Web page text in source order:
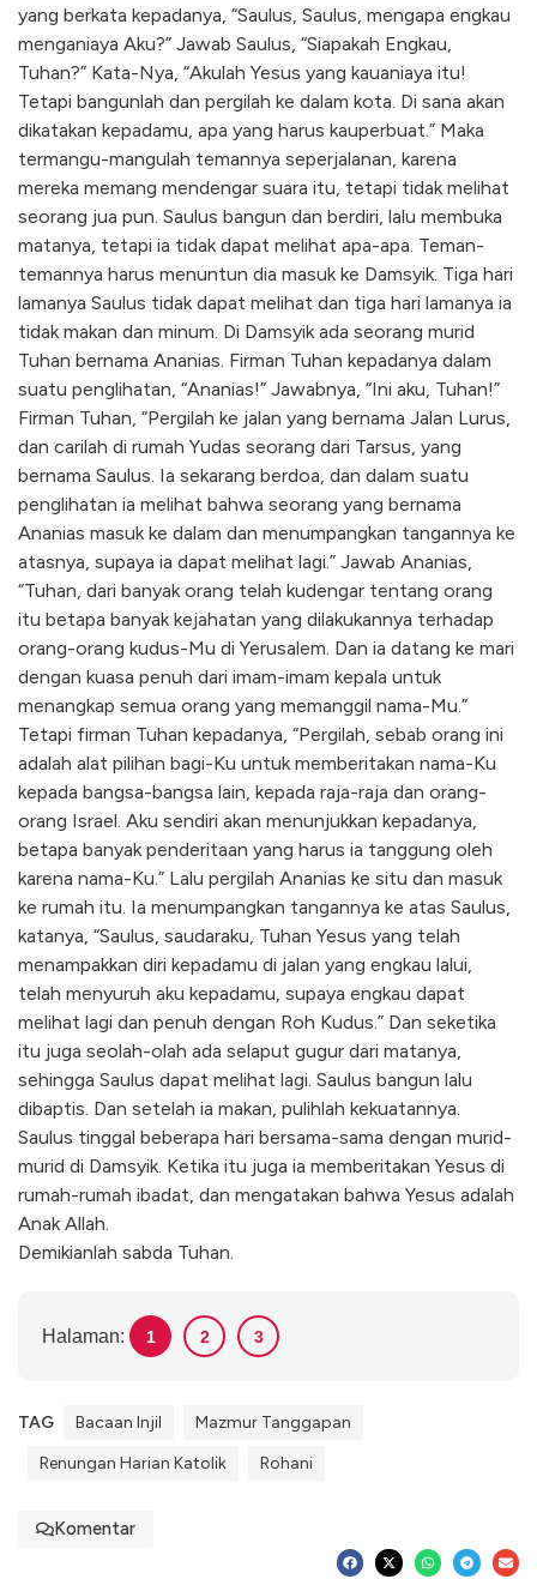
yang berkata kepadanya, “Saulus, Saulus, mengapa engkau
menganiaya Aku?” Jawab Saulus, “Siapakah Engkau,
Tuhan?” Kata-Nya, “Akulah Yesus yang kauaniaya itu!
Tetapi bangunlah dan pergilah ke dalam kota. Di sana akan
dikatakan kepadamu, apa yang harus kauperbuat.” Maka
termangu-mangulah temannya seperjalanan, karena
mereka memang mendengar suara itu, tetapi tidak melihat
seorang jua pun. Saulus bangun dan berdiri, lalu membuka
matanya, tetapi ia tidak dapat melihat apa-apa. Teman-
temannya harus menuntun dia masuk ke Damsyik. Tiga hari
lamanya Saulus tidak dapat melihat dan tiga hari lamanya ia
tidak makan dan minum. Di Damsyik ada seorang murid
Tuhan bernama Ananias. Firman Tuhan kepadanya dalam
suatu penglihatan, “Ananias!” Jawabnya, “Ini aku, Tuhan!”
Firman Tuhan, “Pergilah ke jalan yang bernama Jalan Lurus,
dan carilah di rumah Yudas seorang dari Tarsus, yang
bernama Saulus. Ia sekarang berdoa, dan dalam suatu
penglihatan ia melihat bahwa seorang yang bernama
Ananias masuk ke dalam dan menumpangkan tangannya ke
atasnya, supaya ia dapat melihat lagi.” Jawab Ananias,
“Tuhan, dari banyak orang telah kudengar tentang orang
itu betapa banyak kejahatan yang dilakukannya terhadap
orang-orang kudus-Mu di Yerusalem. Dan ia datang ke mari
dengan kuasa penuh dari imam-imam kepala untuk
menangkap semua orang yang memanggil nama-Mu.”
Tetapi firman Tuhan kepadanya, “Pergilah, sebab orang ini
adalah alat pilihan bagi-Ku untuk memberitakan nama-Ku
kepada bangsa-bangsa lain, kepada raja-raja dan orang-
orang Israel. Aku sendiri akan menunjukkan kepadanya,
betapa banyak penderitaan yang harus ia tanggung oleh
karena nama-Ku.” Lalu pergilah Ananias ke situ dan masuk
ke rumah itu. Ia menumpangkan tangannya ke atas Saulus,
katanya, “Saulus, saudaraku, Tuhan Yesus yang telah
menampakkan diri kepadamu di jalan yang engkau lalui,
telah menyuruh aku kepadamu, supaya engkau dapat
melihat lagi dan penuh dengan Roh Kudus.” Dan seketika
itu juga seolah-olah ada selaput gugur dari matanya,
sehingga Saulus dapat melihat lagi. Saulus bangun lalu
dibaptis. Dan setelah ia makan, pulihlah kekuatannya.
Saulus tinggal beberapa hari bersama-sama dengan murid-
murid di Damsyik. Ketika itu juga ia memberitakan Yesus di
rumah-rumah ibadat, dan mengatakan bahwa Yesus adalah
Anak Allah.
Demikianlah sabda Tuhan.
Halaman: 1 2 3
TAG Bacaan Injil
Mazmur Tanggapan
Renungan Harian Katolik
Rohani
Komentar